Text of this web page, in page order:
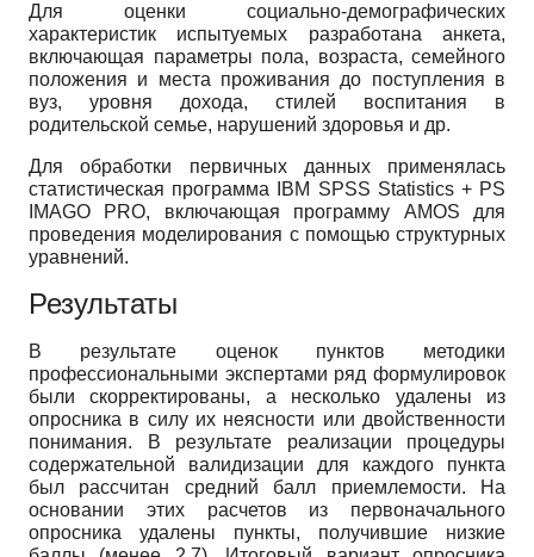
Для оценки социально-демографических
характеристик испытуемых разработана анкета,
включающая параметры пола, возраста, семейного
положения и места проживания до поступления в
вуз, уровня дохода, стилей воспитания в
родительской семье, нарушений здоровья и др.
Для обработки первичных данных применялась
статистическая программа IBM SPSS Statistics + PS
IMAGO PRO, включающая программу AMOS для
проведения моделирования с помощью структурных
уравнений.
Результаты
В результате оценок пунктов методики
профессиональными экспертами ряд формулировок
были скорректированы, а несколько удалены из
опросника в силу их неясности или двойственности
понимания. В результате реализации процедуры
содержательной валидизации для каждого пункта
был рассчитан средний балл приемлемости. На
основании этих расчетов из первоначального
опросника удалены пункты, получившие низкие